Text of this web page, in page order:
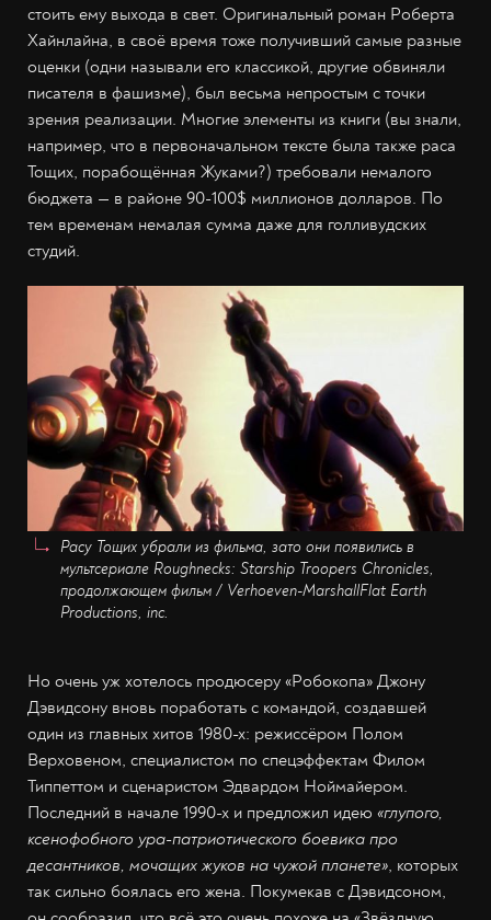
стоить ему выхода в свет. Оригинальный роман Роберта
Хайнлайна, в своё время тоже получивший самые разные
оценки (одни называли его классикой, другие обвиняли
писателя в фашизме), был весьма непростым с точки
зрения реализации. Многие элементы из книги (вы знали,
например, что в первоначальном тексте была также раса
Тощих, порабощённая Жуками?) требовали немалого
бюджета — в районе 90-100$ миллионов долларов. По
тем временам немалая сумма даже для голливудских
студий.
Расу Тощих убрали из фильма, зато они появились в
мультсериале Roughnecks: Starship Troopers Chronicles,
продолжающем фильм / Verhoeven-MarshallFlat Earth
Productions, inc.
Но очень уж хотелось продюсеру «Робокопа» Джону
Дэвидсону вновь поработать с командой, создавшей
один из главных хитов 1980-х: режиссёром Полом
Верховеном, специалистом по спецэффектам Филом
Типпеттом и сценаристом Эдвардом Ноймайером.
Последний в начале 1990-х и предложил идею «глупого,
ксенофобного ура-патриотического боевика про
десантников, мочащих жуков на чужой планете», которых
так сильно боялась его жена. Покумекав с Дэвидсоном,